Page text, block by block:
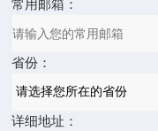
常用邮箱：
省份：
详细地址：